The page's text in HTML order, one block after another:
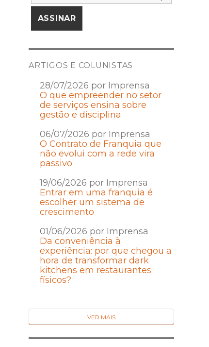
ARTIGOS E COLUNISTAS
28/07/2026 por Imprensa
O que empreender no setor
de serviços ensina sobre
gestão e disciplina
06/07/2026 por Imprensa
O Contrato de Franquia que
não evolui com a rede vira
passivo
19/06/2026 por Imprensa
Entrar em uma franquia é
escolher um sistema de
crescimento
01/06/2026 por Imprensa
Da conveniência à
experiência: por que chegou a
hora de transformar dark
kitchens em restaurantes
físicos?
VER MAIS